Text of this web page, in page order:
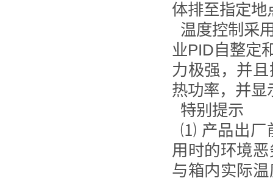
体排至指定地
温度控制采
业PID自整定
力极强，并
热功率，并显
特别提示
⑴ 产品出厂
用时的环境
与箱内实际